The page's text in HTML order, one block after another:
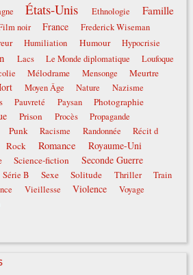
États-Unis Ethnologie Famille
noir France Frederick Wiseman
Humiliation Humour
Hypocrisie
Lacs Le Monde diplomatique
Loufoque
Mélodrame Mensonge
Meurtre
Moyen Âge Nature
Nazisme
Pauvreté Paysan
Photographie
Prison Procès
Propagande
Punk Racisme Randonnée
Récit d
Rock Romance Royaume-Uni
Science-fiction
Seconde Guerre
Série B Sexe Solitude Thriller Train
Vieillesse Violence Voyage